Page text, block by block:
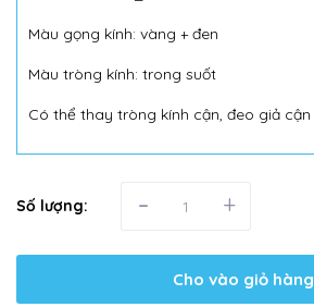
Màu gọng kính: vàng + đen
Màu tròng kính: trong suốt
Có thể thay tròng kính cận, đeo giả cận
Số lượng: - +
Cho vào giỏ hàng